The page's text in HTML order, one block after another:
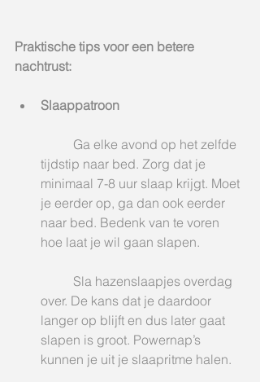
Praktische tips voor een betere
nachtrust:
Slaappatroon
tijdstip naar bed. Zorg dat je
minimaal 7-8 uur slaap krijgt. Moet
je eerder op, ga dan ook eerder
naar bed. Bedenk van te voren
hoe laat je wil gaan slapen.
over. De kans dat je daardoor
langer op blijft en dus later gaat
slapen is groot. Powernap’s
kunnen je uit je slaapritme halen.